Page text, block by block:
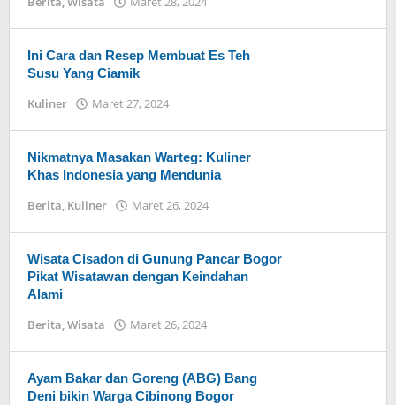
Ini Cara dan Resep Membuat Es Teh
Susu Yang Ciamik
Kuliner Maret 27, 2024
Nikmatnya Masakan Warteg: Kuliner
Khas Indonesia yang Mendunia
Berita, Kuliner Maret 26, 2024
Wisata Cisadon di Gunung Pancar Bogor
Pikat Wisatawan dengan Keindahan
Alami
Berita,Wisata Maret 26, 2024
Ayam Bakar dan Goreng (ABG) Bang
Deni bikin Warga Cibinong Bogor